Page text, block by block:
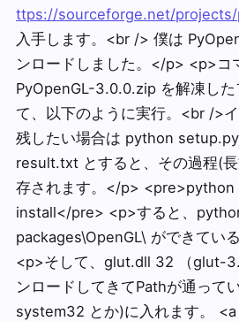
ttps://sourceforge.net/
入手します。<br /> 僕は
ンロードしました。</p> <p>コ
PyOpenGL-3.0.0.zip を解凍した
て、以下のように実行。<br />
残したい場合は python
result.txt とすると、その過程(
存されます。</p>
install</pre> <p>すると、
packages\OpenGL\ ができてい
<p>そして、glut.dll 32 （glut-
ンロードしてきてPathが通って
system32 とか)に入れます。 <a